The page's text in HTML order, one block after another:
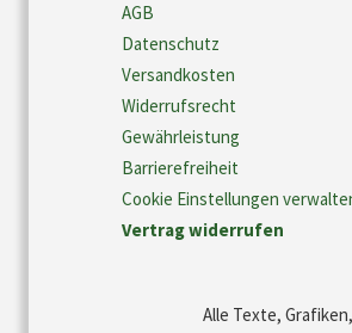
AGB
Datenschutz
Versandkosten
Widerrufsrecht
Gewährleistung
Barrierefreiheit
Cookie Einstellungen
Vertrag widerrufen
Alle Texte,